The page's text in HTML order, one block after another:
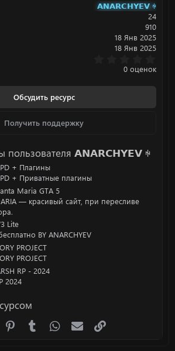
𝗔𝗡𝗔𝗥𝗖𝗛𝗬𝗘𝗩 ꑭ
24
910
18 Янв 2025
18 Янв 2025
.
0
0 оценок
Обсудить ресурс
Получить поддержку
пользователя 𝗔𝗡𝗔𝗥𝗖𝗛𝗬𝗘𝗩 ꑭ
+ Плагины
+ Приватные плагины
Maria GTA 5
— красивый сайт, при пересливе
Lite
BY ANARCHYEV
PROJECT
PROJECT
RP - 2024
2024
Reddit PinterestTumblr WhatsAppЭлектронная почта